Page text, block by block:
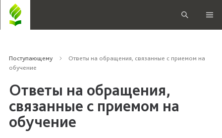
Поступающему
Ответы на обращения, связанные с приемом на
обучение
Ответы на обращения,
связанные с приемом на
обучение